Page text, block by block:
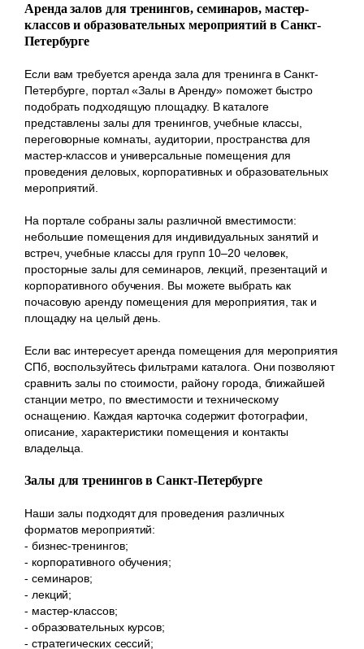
Аренда залов для тренингов, семинаров, мастер-
классов и образовательных мероприятий в Санкт-
Петербурге
Если вам требуется аренда зала для тренинга в Санкт-
Петербурге, портал «Залы в Аренду» поможет быстро
подобрать подходящую площадку. В каталоге
представлены залы для тренингов, учебные классы,
переговорные комнаты, аудитории, пространства для
мастер-классов и универсальные помещения для
проведения деловых, корпоративных и образовательных
мероприятий.
На портале собраны залы различной вместимости:
небольшие помещения для индивидуальных занятий и
встреч, учебные классы для групп 10–20 человек,
просторные залы для семинаров, лекций, презентаций и
корпоративного обучения. Вы можете выбрать как
почасовую аренду помещения для мероприятия, так и
площадку на целый день.
Если вас интересует аренда помещения для мероприятия
СПб, воспользуйтесь фильтрами каталога. Они позволяют
сравнить залы по стоимости, району города, ближайшей
станции метро, по вместимости и техническому
оснащению. Каждая карточка содержит фотографии,
описание, характеристики помещения и контакты
владельца.
Залы для тренингов в Санкт-Петербурге
Наши залы подходят для проведения различных
форматов мероприятий:
- бизнес-тренингов;
- корпоративного обучения;
- семинаров;
- лекций;
- мастер-классов;
- образовательных курсов;
- стратегических сессий;